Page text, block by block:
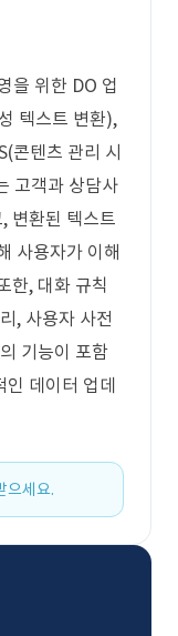
을 위한 DO 업
텍스트 변환),
콘텐츠 관리 시
고객과 상담사
변환된 텍스트
사용자가 이해
한, 대화 규칙
, 사용자 사전
기능이 포함
데이터 업데
으세요.